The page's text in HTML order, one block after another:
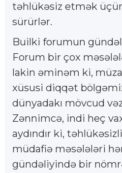
təhlükəsiz etmək
sürürlər.
Builki forumun
Forum bir çox
lakin əminəm ki,
xüsusi diqqət
dünyadakı mövcud
Zənnimcə, indi heç
aydındır ki,
müdafiə məsələləri
gündəliyində bir